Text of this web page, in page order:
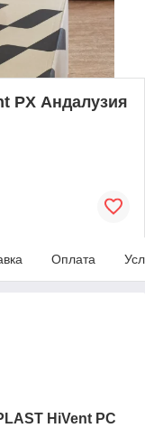
PX Андалузия
Оплата
HiVent PC